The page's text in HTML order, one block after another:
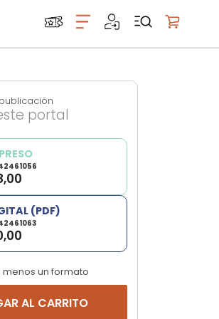
portal
(PDF)
un formato
AL CARRITO